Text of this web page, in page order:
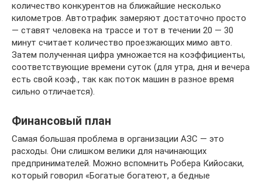
количество конкурентов на ближайшие несколько
километров. Автотрафик замеряют достаточно просто
— ставят человека на трассе и тот в течении 20 — 30
минут считает количество проезжающих мимо авто.
Затем полученная цифра умножается на коэффициенты,
соответствующие времени суток (для утра, дня и вечера
есть свой коэф., так как поток машин в разное время
сильно отличается).
Финансовый план
Самая большая проблема в организации АЗС — это
расходы. Они слишком велики для начинающих
предпринимателей. Можно вспомнить Робера Кийосаки,
который говорил «Богатые богатеют, а бедные